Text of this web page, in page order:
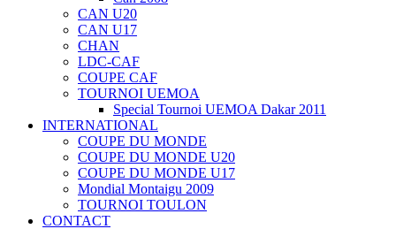
CAN U20
CAN U17
CHAN
LDC-CAF
COUPE CAF
TOURNOI UEMOA
Special Tournoi UEMOA Dakar 2011
INTERNATIONAL
COUPE DU MONDE
COUPE DU MONDE U20
COUPE DU MONDE U17
Mondial Montaigu 2009
TOURNOI TOULON
CONTACT